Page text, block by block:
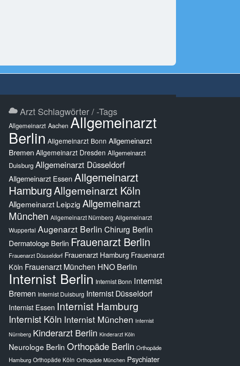
Arzt Schlagwörter / -Tags
Allgemeinarzt Aachen Allgemeinarzt
Berlin Allgemeinarzt Bonn Allgemeinarzt
Bremen Allgemeinarzt Dresden Allgemeinarzt
Duisburg Allgemeinarzt Düsseldorf
Allgemeinarzt Essen Allgemeinarzt
HamburgAllgemeinarzt Köln
Allgemeinarzt Leipzig Allgemeinarzt
München Allgemeinarzt Nürnberg Allgemeinarzt
Wuppertal Augenarzt Berlin Chirurg Berlin
Dermatologe Berlin Frauenarzt Berlin
Frauenarzt Düsseldorf Frauenarzt Hamburg Frauenarzt
Köln Frauenarzt München HNO Berlin
Internist Berlin Internist Bonn Internist
Bremen Internist Duisburg Internist Düsseldorf
Internist Essen Internist Hamburg
Internist Köln Internist München Internist
Nürnberg Kinderarzt Berlin Kinderarzt Köln
Neurologe Berlin Orthopäde Berlin Orthopäde
Hamburg Orthopäde Köln Orthopäde München Psychiater